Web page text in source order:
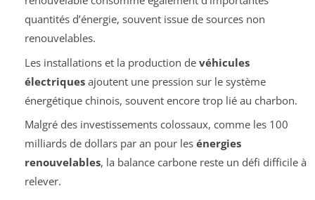
quantités d’énergie, souvent issue de sources non
renouvelables.
Les installations et la production de véhicules
électriquesajoutent une pression sur le système
énergétique chinois, souvent encore trop lié au charbon.
Malgré des investissements colossaux, comme les 100
milliards de dollars par an pour les énergies
renouvelables, la balance carbone reste un défi difficile à
relever.